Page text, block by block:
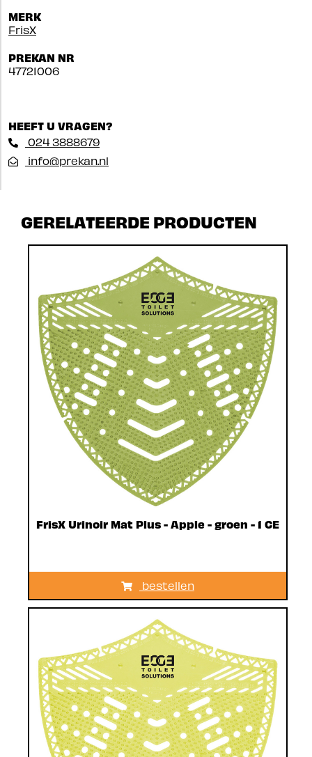
MERK
FrisX
PREKAN NR
47721006
HEEFT U VRAGEN?
024 3888679
info@prekan.nl
GERELATEERDE PRODUCTEN
FrisX Urinoir Mat Plus - Apple - groen - 1 CE
bestellen